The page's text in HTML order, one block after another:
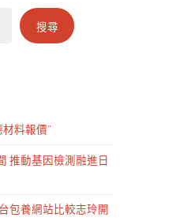
搜尋
料報價”
推動基因檢測融進日
包養網站比較志玲開